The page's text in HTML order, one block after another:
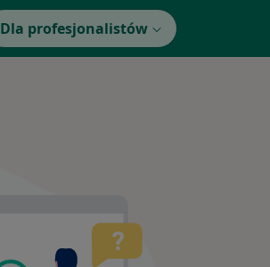
Dla profesjonalistów